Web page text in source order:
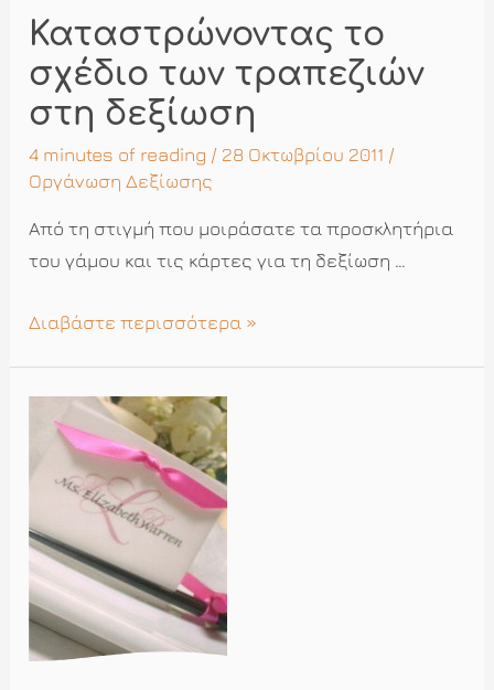
Καταστρώνοντας το
σχέδιο των τραπεζιών
στη δεξίωση
4 minutes of reading / 28 Οκτωβρίου 2011 /
Οργάνωση Δεξίωσης
Από τη στιγμή που μοιράσατε τα προσκλητήρια
του γάμου και τις κάρτες για τη δεξίωση …
Καταστρώνοντας
των
τραπεζιών
στη
δεξίωση
Διαβάστε περισσότερα »